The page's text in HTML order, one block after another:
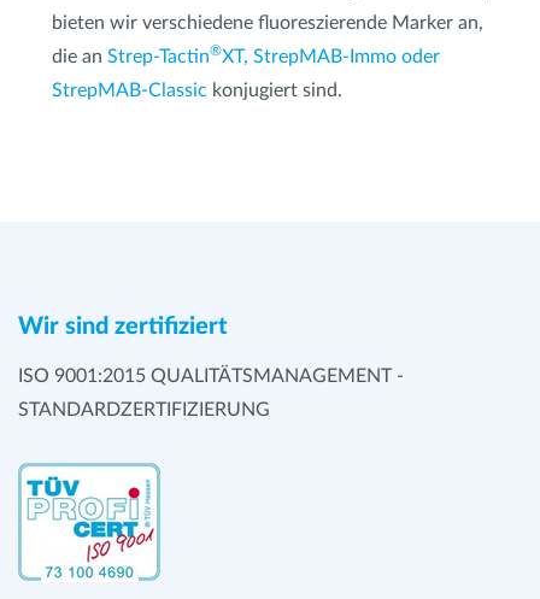
bieten wir verschiedene fluoreszierende Marker an,
die an Strep-Tactin®XT, StrepMAB-Immo oder
StrepMAB-Classic konjugiert sind.
Wir sind zertifiziert
ISO 9001:2015 QUALITÄTSMANAGEMENT -
STANDARDZERTIFIZIERUNG